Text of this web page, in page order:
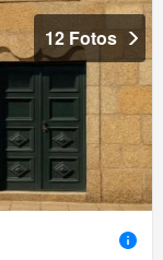
12 Fotos